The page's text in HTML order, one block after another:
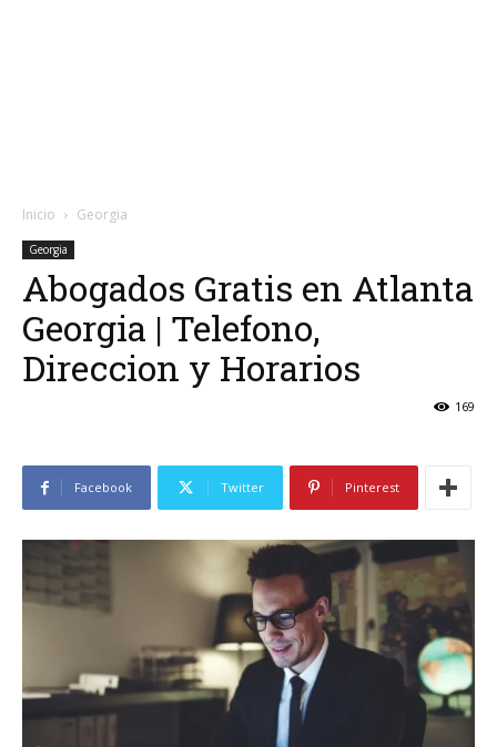
Inicio Georgia
Georgia
Abogados Gratis en Atlanta
Georgia | Telefono,
Direccion y Horarios
169
Facebook Twitter Pinterest